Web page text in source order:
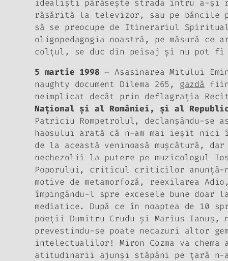
idealişti părăseşte strada întru a-şi
răsărită la televizor, sau pe
să se preocupe de Itinerariul
oligopedagogia noastră, pe măsură
colţul, se duc din peisaj şi nu pot fi
5 martie 1998 – Asasinarea Mitului
naughty document
Dilema 265 , gazdă
neimplicat decât prin deflagraţia
Naţional şi al României, şi al
Patriciu Rompetrolul, declanşându-se
haosului arată că n-am mai ieşit nici
de la această veninoasă muşcătură,
nechezolii la putere pe muzicologul
Poporului, criticul criticilor
motive de metamorfoză, reexilarea
împingându-l spre excesele bune
mediatice. După ce în noaptea de 10
poeţii Dumitru Crudu şi Marius Ianuş,
prevestindu-se poate necazuri altor
intelectualilor!
Miron Cozma va
atitudinarii ajunşi stăpâni pe ţară